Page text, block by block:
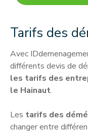
Tarifs des
Avec
différents devis de
les tarifs des
le Hainaut.
Les tarifs des
changer entre